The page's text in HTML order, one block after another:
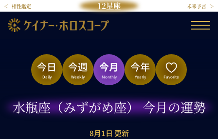
相性鑑定 12星座 未来予言
今日
Daily
今週
Weekly
今月
Monthly
今年
Yearly Favorite
水瓶座（みずがめ座） 今月の運勢
8月1日 更新